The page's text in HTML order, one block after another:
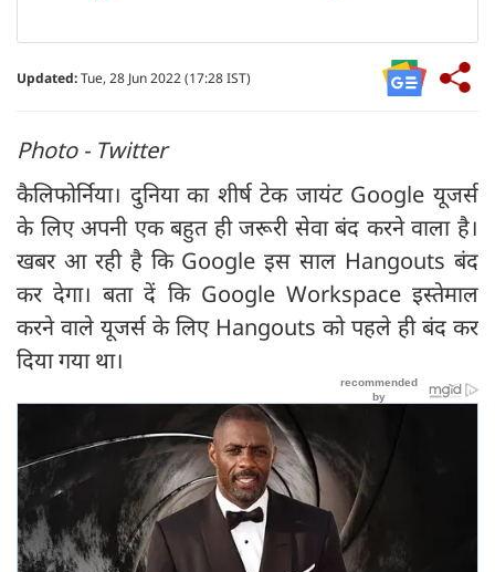
Updated:Tue, 28 Jun 2022 (17:28 IST)
Photo - Twitter
कैलिफोर्निया। दुनिया का शीर्ष टेक जायंट Google यूजर्स
के लिए अपनी एक बहुत ही जरूरी सेवा बंद करने वाला है।
खबर आ रही है कि Google इस साल Hangouts बंद
कर देगा। बता दें कि Google Workspace इस्तेमाल
करने वाले यूजर्स के लिए Hangouts को पहले ही बंद कर
दिया गया था।